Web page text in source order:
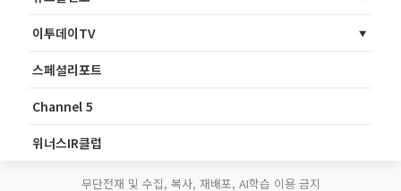
이투데이TV
스페셜리포트
Channel 5
위너스IR클럽
무단전재 및 수집, 복사, 재배포, AI학습 이용 금지